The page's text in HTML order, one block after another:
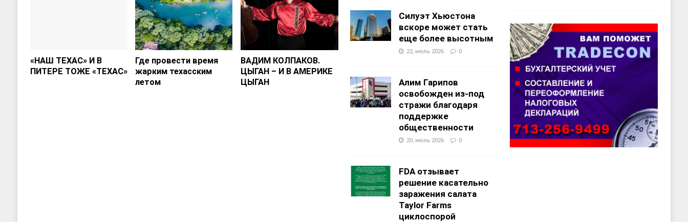
«НАШ ТЕХАС» И В
ПИТЕРЕ ТОЖЕ «ТЕХАС»
Где провести время
жарким техасским
летом
ВАДИМ КОЛПАКОВ.
ЦЫГАН – И В АМЕРИКЕ
ЦЫГАН
Силуэт Хьюстона
вскоре может стать
еще более высотным
22, июль 2026 0
Алим Гарипов
освобожден из-под
стражи благодаря
поддержке
общественности
20, июль 2026 0
FDA отзывает
решение касательно
заражения салата
Taylor Farms
циклоспорой